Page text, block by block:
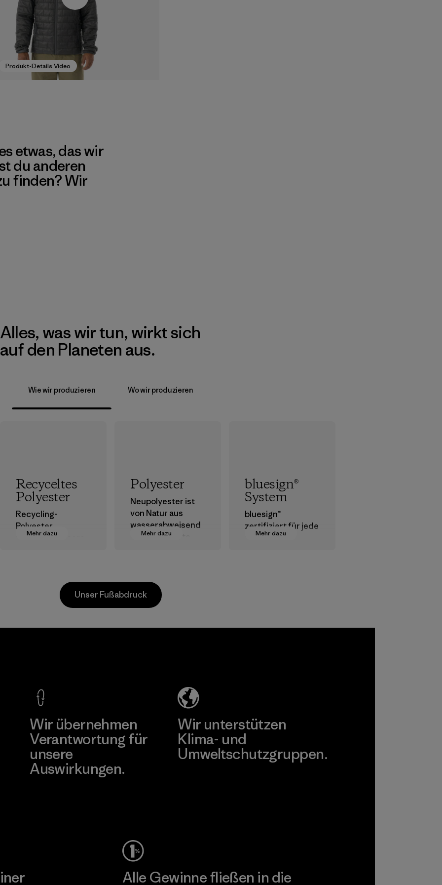
Produkt-Details Video
etwas, das wir
du anderen
finden? Wir
Alles, was wir tun, wirkt sich
auf den Planeten aus.
Wie wir produzieren Wo wir produzieren
Mehr dazu
Recyceltes
Polyester
Recycling-
Polyester
verringert unsere
Mehr dazu
Polyester
Neupolyester ist
von Natur aus
wasserabweisend
und bringt gute
Mehr dazu
bluesign®
System
bluesign™
zertifiziert für jede
Stufe der
Unser Fußabdruck
Wir übernehmen
Verantwortung für
unsere
Auswirkungen.
Wir unterstützen
Klima- und
Umweltschutzgruppen.
Alle Gewinne fließen in die